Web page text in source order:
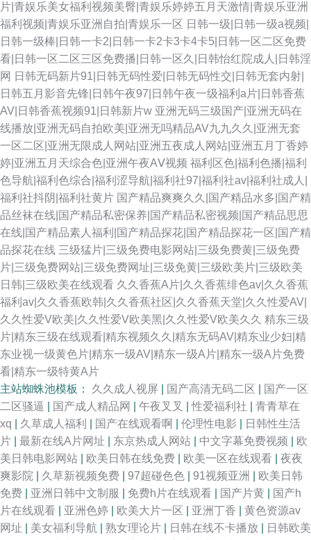
片|青娱乐美女福利视频美臀|青娱乐婷婷五月天激情|青娱乐亚洲
福利视频|青娱乐亚洲自拍|青娱乐一区 日韩一级|日韩一级a视频|
日韩一级棒|日韩一卡2|日韩一卡2卡3卡4卡5|日韩一区二区免费
看|日韩一区二区三区免费播|日韩一区久|日韩怡红院成人|日韩淫
网 日韩无码新片91|日韩无码性爱|日韩无码性交|日韩无套内射|
日韩五月影音先锋|日韩午夜97|日韩午夜一级福利a片|日韩香蕉
AV|日韩香蕉视频91|日韩新片w 亚洲无码三级国产|亚洲无码在
线播放|亚洲无码自拍欧美|亚洲无吗精品AV九九久久|亚洲无套
一区二区|亚洲无限成人网站|亚洲五夜成人网站|亚洲五月丁香婷
婷|亚洲五月天综合色|亚洲午夜AⅤ视频 福利区色|福利色播|福利
色导航|福利色综合|福利涩导航|福利社97|福利社av|福利社成人|
福利社抖阴|福利社黄片 国产精品爽爽久久|国产精品水多|国产精
品丝袜在线|国产精品私密保养|国产精品私密视频|国产精品思思
在线|国产精品素人福利|国产精品探花|国产精品探花一区|国产精
品探花在线 三级猛片|三级免费电影网站|三级免费黄|三级免费
片|三级免费网站|三级免费网址|三级免黄|三级欧美片|三级欧美
日韩|三级欧美在线观看 久久香蕉A片|久久香蕉绯色av|久久香蕉
福利av|久久香蕉欧韩|久久香蕉社区|久久香蕉天堂|久久性爱AV|
久久性爱V欧美|久久性爱V欧美黑|久久性爱V欧美久久 精东三级
片|精东三级在线观看|精东视频久久|精东无码AV|精东业少妇|精
东业视一级黄色片|精东一级AV|精东一级A片|精东一级A片免费
看|精东一级特黄A片
主站蜘蛛池模板： 久久成人视屏 国产高清无码二区
国产一区
二区骚逼
国产成人精品网 午夜叉叉 |性爱福利社
青青草在
xq
久草成人福利 国产在线观看啊 伦理性电影
日韩性生活
片
最新在线A片网址 东京热成人网站 中文字幕免费视频
欧
美日韩电影网站
欧美日韩在线免费 欧美一区在线观看
夜夜
爽影院
久草新视频免费 97超碰色色 91视频亚洲
欧美日韩
免费
亚洲日韩中文制服 免费h片在线观看 国产片黄
国产h
片在线观看
亚洲色婷 欧美大片一区 亚洲丁香
黄色资源av
网址
美女福利导航 熟女理论片 日韩在线不卡播放
日韩欧美